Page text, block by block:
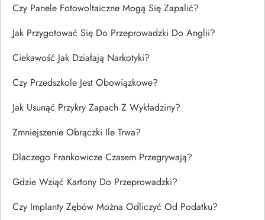
Czy Panele Fotowoltaiczne Mogą Się Zapalić?
Jak Przygotować Się Do Przeprowadzki Do Anglii?
Ciekawość Jak Działają Narkotyki?
Czy Przedszkole Jest Obowiązkowe?
Jak Usunąć Przykry Zapach Z Wykładziny?
Zmniejszenie Obrączki Ile Trwa?
Dlaczego Frankowicze Czasem Przegrywają?
Gdzie Wziąć Kartony Do Przeprowadzki?
Czy Implanty Zębów Można Odliczyć Od Podatku?